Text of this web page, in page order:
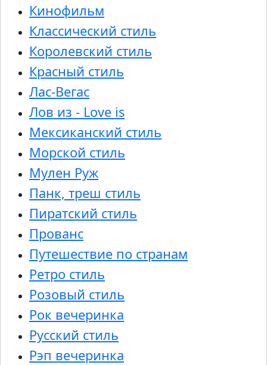
Кинофильм
Классический стиль
Королевский стиль
Красный стиль
Лас-Вегас
Лов из - Love is
Мексиканский стиль
Морской стиль
Мулен Руж
Панк, треш стиль
Пиратский стиль
Прованс
Путешествие по странам
Ретро стиль
Розовый стиль
Рок вечеринка
Русский стиль
Рэп вечеринка